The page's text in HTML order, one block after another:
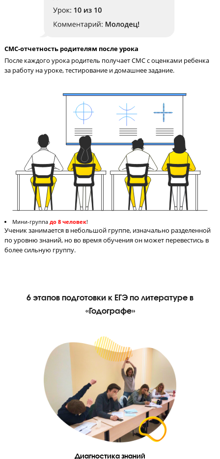
Педагог на связи с учениками 24/7
Педагог в чате в соцсети всегда поможет ученику
материале и ответит на вопросы по домашнему заданию.
СМС-отчетность родителям после урока
После каждого урока родитель получает СМС с оценками
за работу на уроке, тестирование и домашнее задание.